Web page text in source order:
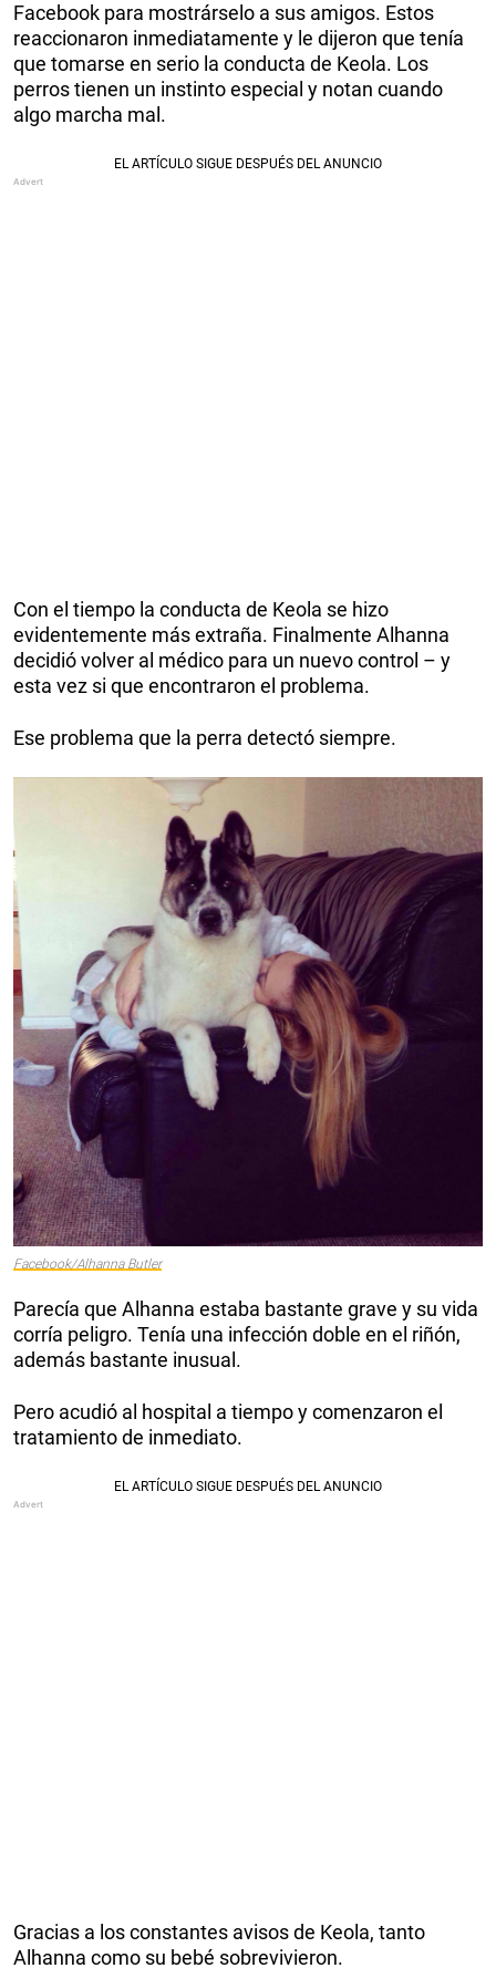
Facebook para mostrárselo a sus amigos. Estos
reaccionaron inmediatamente y le dijeron que tenía
que tomarse en serio la conducta de Keola. Los
perros tienen un instinto especial y notan cuando
algo marcha mal.
Con el tiempo la conducta de Keola se hizo
evidentemente más extraña. Finalmente Alhanna
decidió volver al médico para un nuevo control – y
esta vez si que encontraron el problema.
Ese problema que la perra detectó siempre.
Facebook/Alhanna Butler
Parecía que Alhanna estaba bastante grave y su vida
corría peligro. Tenía una infección doble en el riñón,
además bastante inusual.
Pero acudió al hospital a tiempo y comenzaron el
tratamiento de inmediato.
Gracias a los constantes avisos de Keola, tanto
Alhanna como su bebé sobrevivieron.